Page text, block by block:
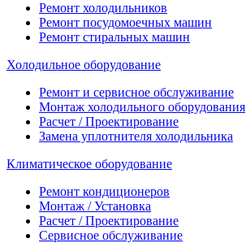
Ремонт холодильников
Ремонт посудомоечных машин
Ремонт стиральных машин
Холодильное оборудование
Ремонт и сервисное обслуживание
Монтаж холодильного оборудования
Расчет / Проектирование
Замена уплотнителя холодильника
Климатическое оборудование
Ремонт кондиционеров
Монтаж / Установка
Расчет / Проектирование
Сервисное обслуживание